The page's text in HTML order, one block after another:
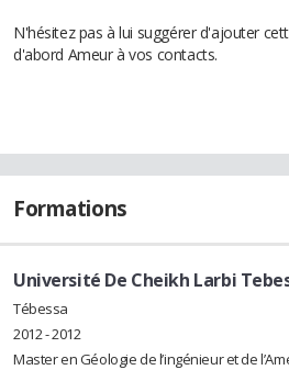
N'hésitez pas à lui suggérer d'ajouter
d'abord Ameur à vos contacts.
Formations
Université De Cheikh Larbi
Tébessa
2012 - 2012
Master en Géologie de l’ingénieur et de